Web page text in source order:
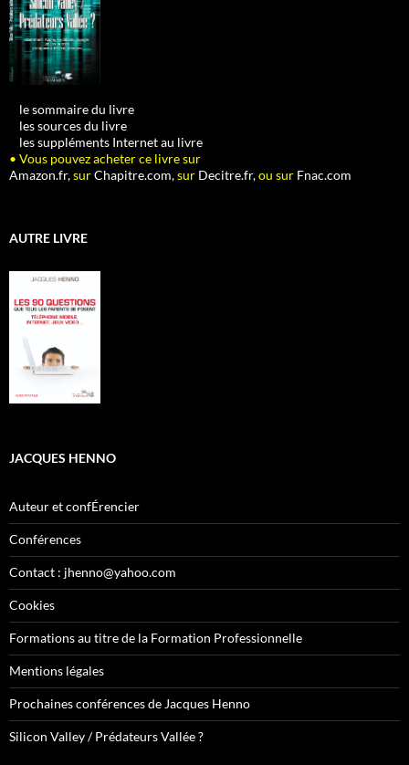
le sommaire du livre
les sources du livre
les suppléments Internet au livre
• Vous pouvez acheter ce livre sur
Amazon.fr,surChapitre.com,sur Decitre.fr,ou sur Fnac.com
AUTRE LIVRE
JACQUES HENNO
Auteur et confÉrencier
Conférences
Contact : jhenno@yahoo.com
Cookies
Formations au titre de la Formation Professionnelle
Mentions légales
Prochaines conférences de Jacques Henno
Silicon Valley / Prédateurs Vallée ?